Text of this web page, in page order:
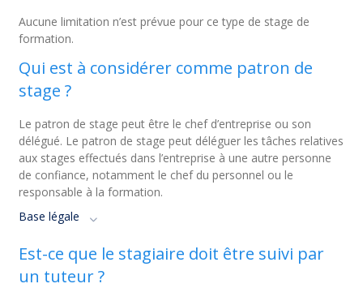
Aucune limitation n’est prévue pour ce type de stage de
formation.
Qui est à considérer comme patron de
stage ?
Le patron de stage peut être le chef d’entreprise ou son
délégué. Le patron de stage peut déléguer les tâches relatives
aux stages effectués dans l’entreprise à une autre personne
de confiance, notamment le chef du personnel ou le
responsable à la formation.
Base légale
Est-ce que le stagiaire doit être suivi par
un tuteur ?